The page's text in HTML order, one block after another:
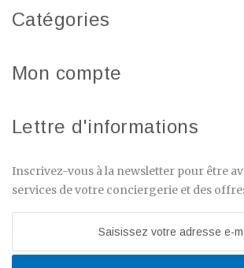
Catégories
Mon compte
Lettre d'informations
Inscrivez-vous à la newsletter pour être
services de votre conciergerie et des